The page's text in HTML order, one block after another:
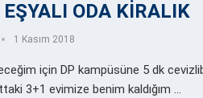
ODA KİRALIK
1 Kasım 2018
için DP kampüsüne 5 dk
3+1 evimize benim kaldığım …